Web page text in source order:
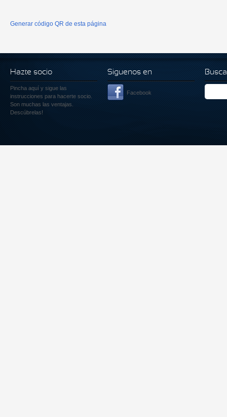
Generar código QR de esta página
Hazte socio
Pincha aquí y sigue las
instrucciones para hacerte socio.
Son muchas las ventajas.
Descúbrelas!
Siguenos en
Facebook